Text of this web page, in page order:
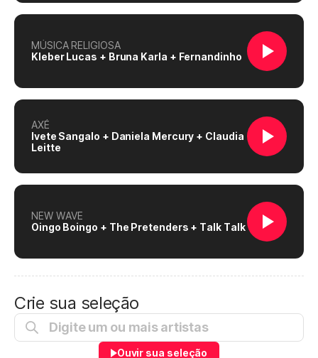
MÚSICA RELIGIOSA
Kleber Lucas + Bruna Karla + Fernandinho
AXÉ
Ivete Sangalo + Daniela Mercury + Claudia
Leitte
NEW WAVE
Oingo Boingo + The Pretenders + Talk Talk
Crie sua seleção
Ouvir sua seleção